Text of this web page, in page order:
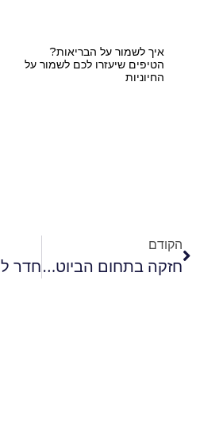
איך לשמור על הבריאות?
הטיפים שיעזרו לכם לשמור על
החיוניות
הקודם
חזקה בתחום הביוטי? כך תהפכי לביוטרית בתחום האיפור והטיפוח ברשת